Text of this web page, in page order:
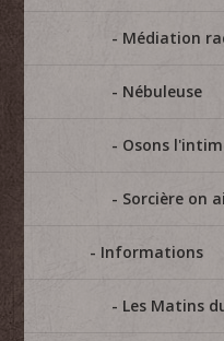
Médiation
Nébuleuse
Osons
Sorcière on
Informations
Les Matins